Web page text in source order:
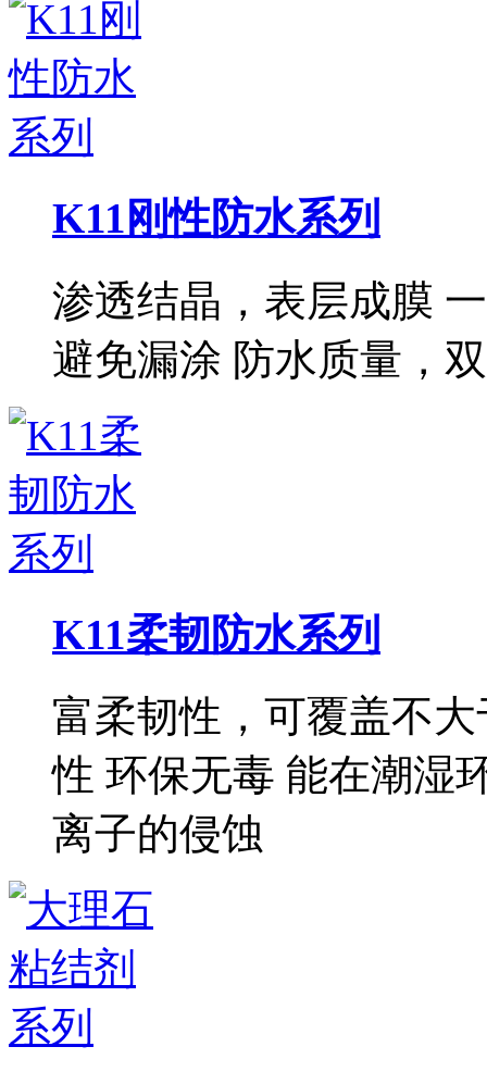
K11刚性防水系列
渗透结晶，表层成膜
避免漏涂 防水质量，
K11柔韧防水系列
富柔韧性，可覆盖不
性 环保无毒 能在潮湿
离子的侵蚀